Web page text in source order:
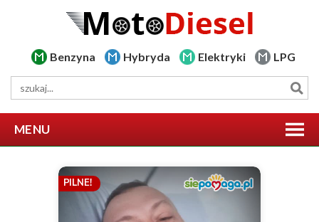
Benzyna Hybryda Elektryki LPG
MENU